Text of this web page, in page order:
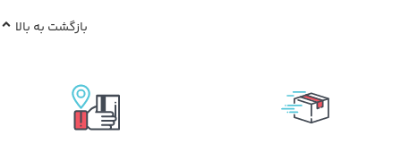
بازگشت به بالا